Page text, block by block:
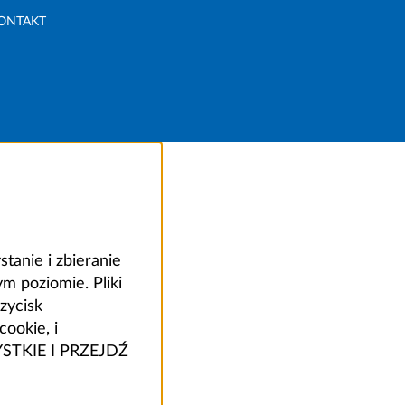
i zbieranie
poziomie. Pliki
i
I PRZEJDŹ